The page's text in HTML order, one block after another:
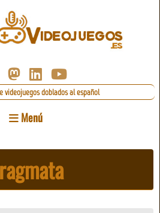
videojuegos doblados al español
Menú